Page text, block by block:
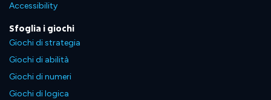
Accessibility
Sfoglia i giochi
Giochi di strategia
Giochi di abilità
Giochi di numeri
Giochi di logica